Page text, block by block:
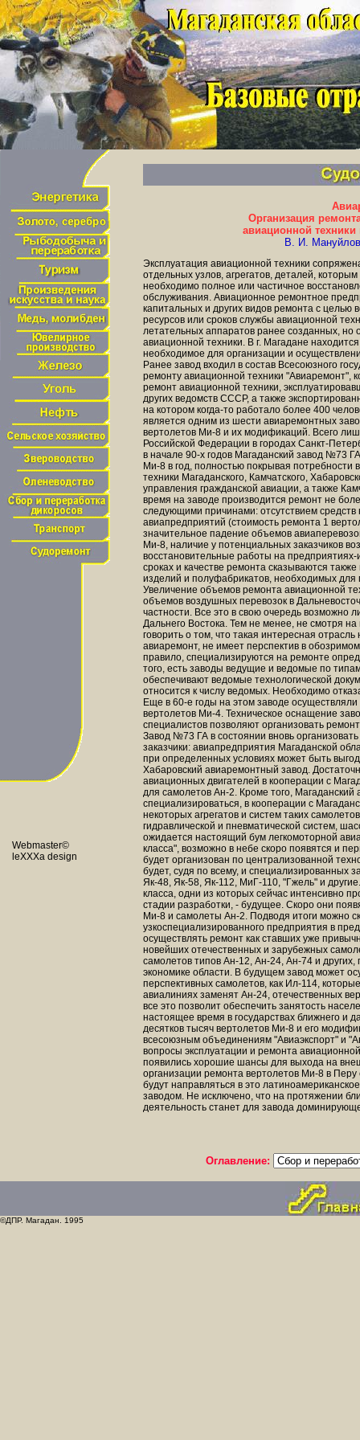
Webmaster©
leXXXa design
Организация
авиационной
В. И. Мануйлов
Эксплуатация авиационной техники
отдельных узлов, агрегатов, деталей,
необходимо полное или частичное
обслуживания. Авиационное ремонтное
капитальных и других видов ремонта с
ресурсов или сроков службы авиационной
летательных аппаратов ранее созданных, но
авиационной техники. В г. Магадане
необходимое для организации и
Ранее завод входил в состав Всесоюзного
ремонту авиационной техники "Авиаремонт",
ремонт авиационной техники,
других ведомств СССР, а также
на котором когда-то работало более 400
является одним из шести авиаремонтных
вертолетов Ми-8 и их модификаций. Всего
Российской Федерации в городах Санкт-
в начале 90-х годов Магаданский завод №73
Ми-8 в год, полностью покрывая потребности
техники Магаданского, Камчатского,
управления гражданской авиации, а также
время на заводе производится ремонт не
следующими причинами: отсутствием
авиапредприятий (стоимость ремонта 1
значительное падение объемов
Ми-8, наличие у потенциальных заказчиков
восстановительные работы на предприятиях-
сроках и качестве ремонта сказываются
изделий и полуфабрикатов, необходимых
Увеличение объемов ремонта авиационной
объемов воздушных перевозок в
частности. Все это в свою очередь возможно
Дальнего Востока. Тем не менее, не смотря
говорить о том, что такая интересная
авиаремонт, не имеет перспектив в
правило, специализируются на ремонте
того, есть заводы ведущие и ведомые по
обеспечивают ведомые технологической
относится к числу ведомых. Необходимо
Еще в 60-е годы на этом заводе
вертолетов Ми-4. Техническое оснащение
специалистов позволяют организовать
Завод №73 ГА в состоянии вновь
заказчики: авиапредприятия Магаданской
при определенных условиях может быть
Хабаровский авиаремонтный завод.
авиационных двигателей в кооперации с
для самолетов Ан-2. Кроме того,
специализироваться, в кооперации с
некоторых агрегатов и систем таких
гидравлической и пневматической систем,
ожидается настоящий бум легкомоторной
класса", возможно в небе скоро появятся и
будет организован по централизованной
будет, судя по всему, и специализированных
Як-48, Як-58, Як-112, МиГ-110, "Гжель" и
класса, одни из которых сейчас интенсивно
стадии разработки, - будущее. Скоро они
Ми-8 и самолеты Ан-2. Подводя итоги можно
узкоспециализированного предприятия в
осуществлять ремонт как ставших уже
новейших отечественных и зарубежных
самолетов типов Ан-12, Ан-24, Ан-74 и других,
экономике области. В будущем завод может
перспективных самолетов, как Ил-114,
авиалиниях заменят Ан-24, отечественных
все это позволит обеспечить занятость
настоящее время в государствах ближнего и
десятков тысяч вертолетов Ми-8 и его
всесоюзным объединениям "Авиаэкспорт" и
вопросы эксплуатации и ремонта
появились хорошие шансы для выхода на
организации ремонта вертолетов Ми-8 в
будут направляться в это
заводом. Не исключено, что на протяжении
деятельность станет для завода
Оглавление:
©ДПР. Магадан. 1995